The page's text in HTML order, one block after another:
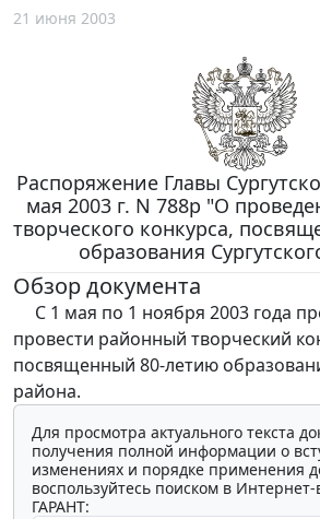
21 июня 2003
Распоряжение Главы
мая 2003 г. N 788p "О
творческого конкурса,
образования
Обзор документа
С 1 мая по 1 ноября 2003 года
провести районный творческий
посвященный 80-летию
района.
Для просмотра актуального текста
получения полной информации о
изменениях и порядке применения
воспользуйтесь поиском в
ГАРАНТ: